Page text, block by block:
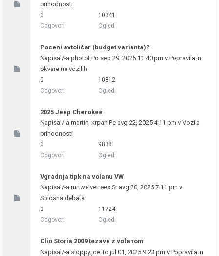
prihodnosti
0
Odgovori
10341
Ogledi
Poceni avtoličar (budget varianta)?
Napisal/-a photot Po sep 29, 2025 11:40 pm v Popravila in
okvare na vozilih
0
Odgovori
10812
Ogledi
2025 Jeep Cherokee
Napisal/-a martin_krpan Pe avg 22, 2025 4:11 pm v Vozila
prihodnosti
0
Odgovori
9838
Ogledi
Vgradnja tipk na volanu VW
Napisal/-a mrtwelvetrees Sr avg 20, 2025 7:11 pm v
Splošna debata
0
Odgovori
11724
Ogledi
Clio Storia 2009 tezave z volanom
Napisal/-a sloppy.joeTo jul 01, 2025 9:23 pm v Popravila in